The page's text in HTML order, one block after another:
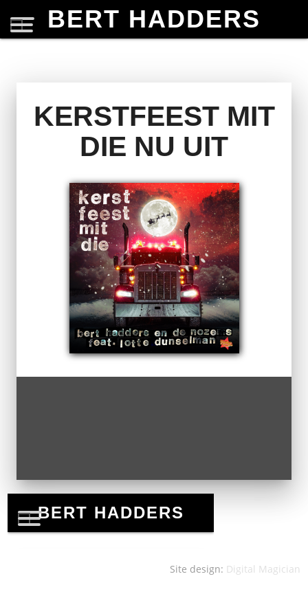
BERT HADDERS
KERSTFEEST MIT
DIE NU UIT
Site design: Digital Magician